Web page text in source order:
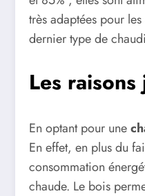
très adaptées pour
dernier type de
Les
En optant pour une
En effet, en plus du
consommation
chaude. Le bois